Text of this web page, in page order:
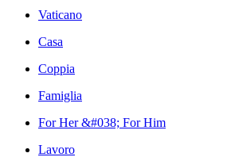
Vaticano
Casa
Coppia
Famiglia
For Her &#038; For Him
Lavoro